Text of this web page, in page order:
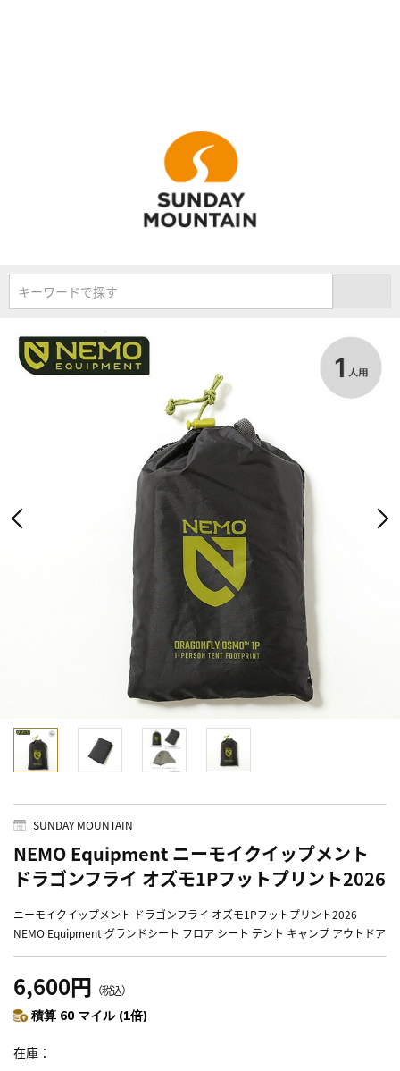
キーワードで探す
SUNDAY MOUNTAIN
NEMO Equipment ニーモイクイップメント
ドラゴンフライ オズモ1Pフットプリント2026
ニーモイクイップメント ドラゴンフライ オズモ1Pフットプリント2026
NEMO Equipment グランドシート フロア シート テント キャンプ アウトドア
6,600円 （税込）
積算 60 マイル (1倍)
在庫